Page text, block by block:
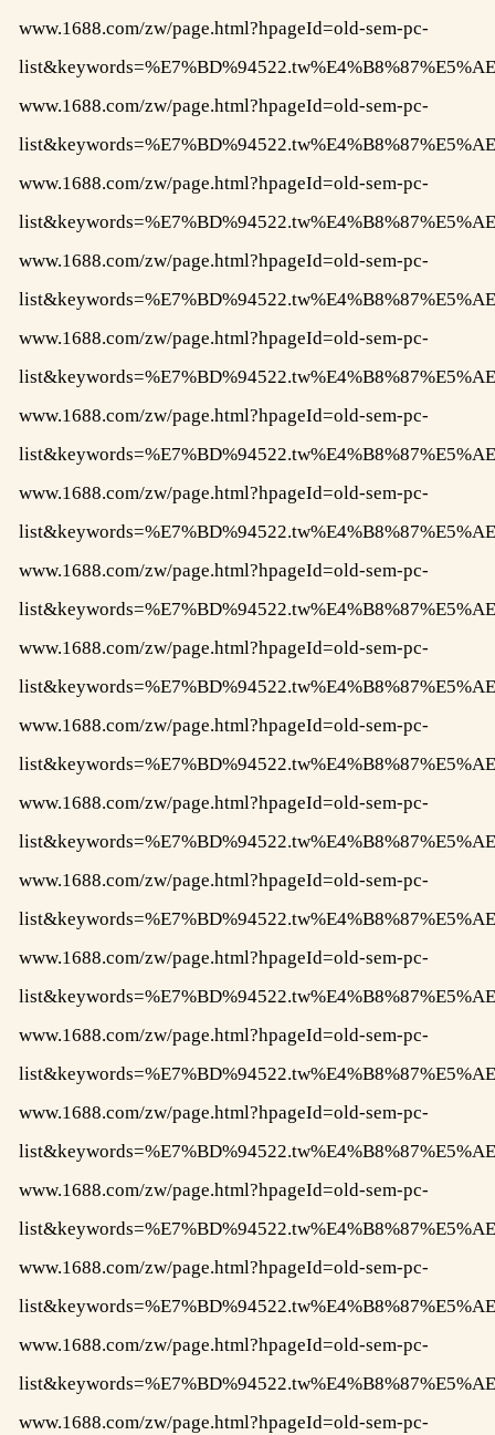
www.1688.com/zw/page.html?hpageId=old-sem-pc-
www.1688.com/zw/page.html?hpageId=old-sem-pc-
www.1688.com/zw/page.html?hpageId=old-sem-pc-
www.1688.com/zw/page.html?hpageId=old-sem-pc-
www.1688.com/zw/page.html?hpageId=old-sem-pc-
www.1688.com/zw/page.html?hpageId=old-sem-pc-
www.1688.com/zw/page.html?hpageId=old-sem-pc-
www.1688.com/zw/page.html?hpageId=old-sem-pc-
www.1688.com/zw/page.html?hpageId=old-sem-pc-
www.1688.com/zw/page.html?hpageId=old-sem-pc-
www.1688.com/zw/page.html?hpageId=old-sem-pc-
www.1688.com/zw/page.html?hpageId=old-sem-pc-
www.1688.com/zw/page.html?hpageId=old-sem-pc-
www.1688.com/zw/page.html?hpageId=old-sem-pc-
www.1688.com/zw/page.html?hpageId=old-sem-pc-
www.1688.com/zw/page.html?hpageId=old-sem-pc-
www.1688.com/zw/page.html?hpageId=old-sem-pc-
www.1688.com/zw/page.html?hpageId=old-sem-pc-
www.1688.com/zw/page.html?hpageId=old-sem-pc-